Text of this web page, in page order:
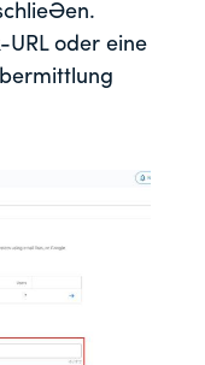
URL oder eine